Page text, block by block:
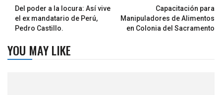
Del poder a la locura: Así vive
el ex mandatario de Perú,
Pedro Castillo.
Capacitación para
Manipuladores de Alimentos
en Colonia del Sacramento
YOU MAY LIKE